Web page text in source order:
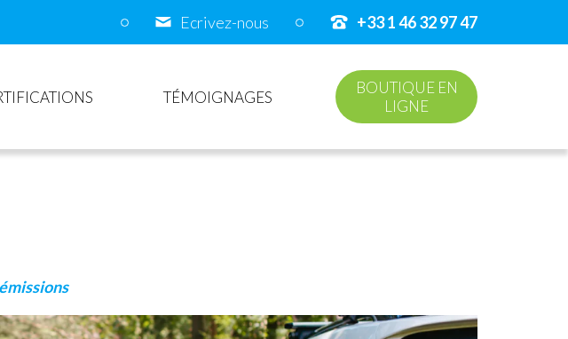
Ecrivez-nous +33 1 46 32 97 47
TÉMOIGNAGES
BOUTIQUE EN
LIGNE